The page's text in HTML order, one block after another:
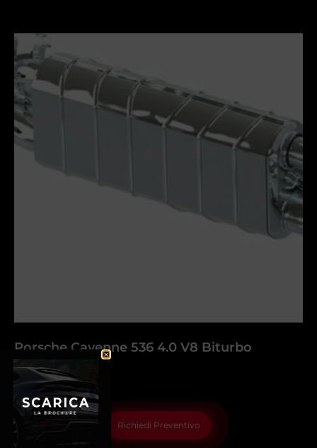
Porsche Cayenne 536 4.0 V8 Biturbo
Richiedi Preventivo